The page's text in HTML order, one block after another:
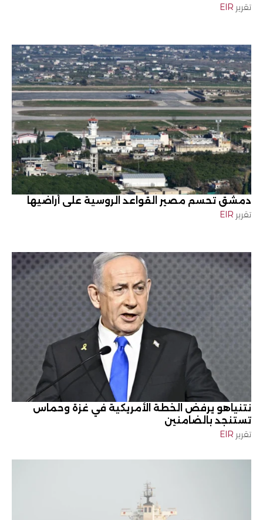
تقرير EIR
دمشق تحسم مصير القواعد الروسية على أراضيها
تقرير EIR
نتنياهو يرفض الخطة الأمريكية في غزة وحماس
تستنجد بالضامنين
تقرير EIR